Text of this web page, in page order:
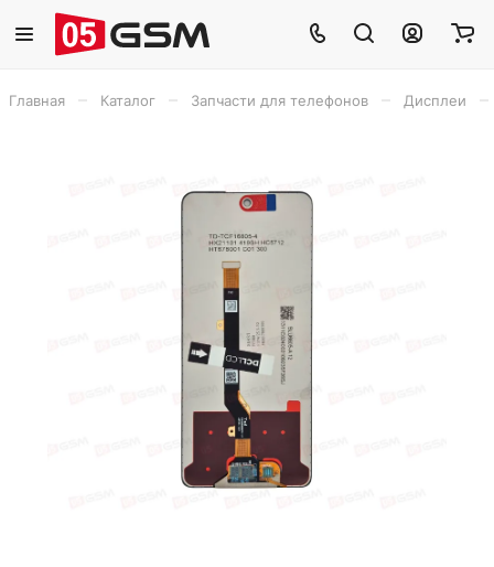
Главная Каталог Запчасти для телефонов Дисплеи